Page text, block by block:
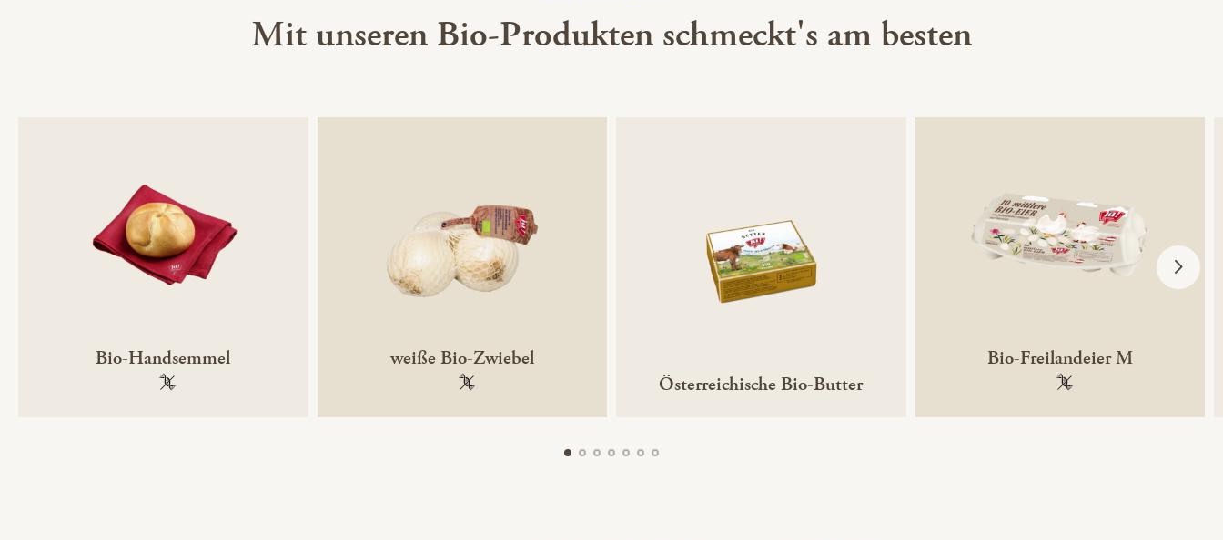
Mit unseren Bio-Produkten schmeckt's am besten
Bio-Handsemmel
100 % gentechnikfrei
weiße Bio-Zwiebel
100 % gentechnikfrei Österreichische Bio-Butter
Bio-Freilandeier M
100 % gentechnikfrei